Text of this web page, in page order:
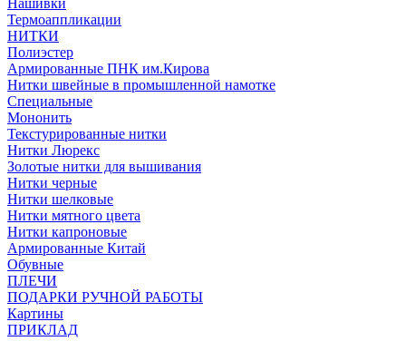
Нашивки
Термоаппликации
НИТКИ
Полиэстер
Армированные ПНК им.Кирова
Нитки швейные в промышленной намотке
Специальные
Мононить
Текстурированные нитки
Нитки Люрекс
Золотые нитки для вышивания
Нитки черные
Нитки шелковые
Нитки мятного цвета
Нитки капроновые
Армированные Китай
Обувные
ПЛЕЧИ
ПОДАРКИ РУЧНОЙ РАБОТЫ
Картины
ПРИКЛАД